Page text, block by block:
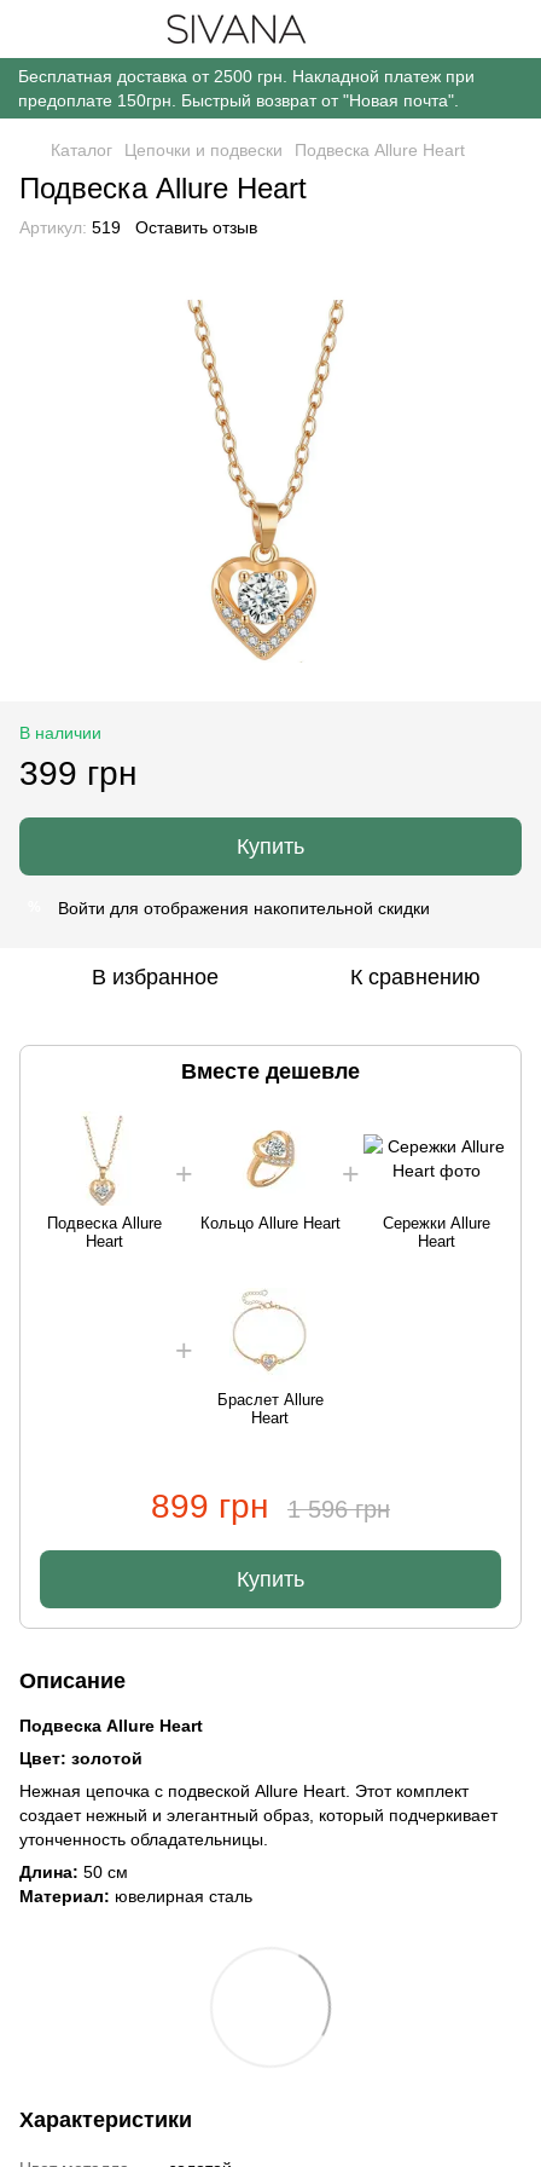
Бесплатная доставка от 2500 грн. Накладной платеж при
предоплате 150грн. Быстрый возврат от "Новая почта".
Каталог Цепочки и подвески Подвеска Allure Heart
Подвеска Allure Heart
Артикул: 519 Оставить отзыв
В наличии
399 грн
Купить
Войти для отображения накопительной скидки
В избранное К сравнению
Вместе дешевле
Подвеска Allure
Heart
Кольцо Allure Heart
Сережки Allure
Heart
Браслет Allure
Heart
899 грн 1 596 грн
Купить
Описание
Подвеска Allure Heart
Цвет: золотой
Нежная цепочка с подвеской Allure Heart​​​​​ . Этот комплект
создает нежный и элегантный образ, который подчеркивает
утонченность обладательницы.
Длина: 50 см
Материал: ювелирная сталь
Характеристики